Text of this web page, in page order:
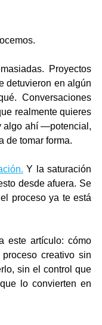
Proyectos
detuvieron en algún
Conversaciones
realmente quieres
algo ahí —potencial,
de tomar forma.
Y la saturación
desde afuera. Se
proceso ya te está
este artículo: cómo
creativo sin
sin el control que
lo convierten en